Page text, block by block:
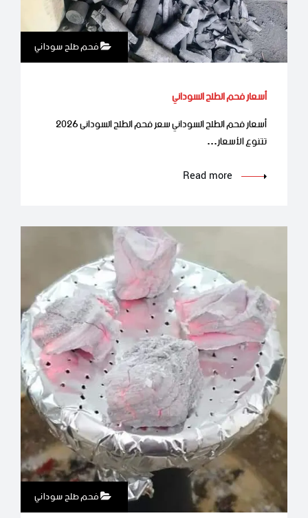
فحم طلح سوداني
أسعار فحم الطلح السوداني
أسعار فحم الطلح السوداني سعر فحم الطلح السودانى 2026
تتنوع الأسعار…
Read more
فحم طلح سوداني